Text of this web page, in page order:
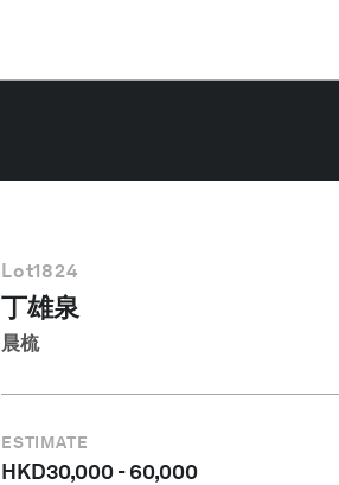
Lot1824
丁雄泉
晨梳
ESTIMATE
HKD30,000-60,000